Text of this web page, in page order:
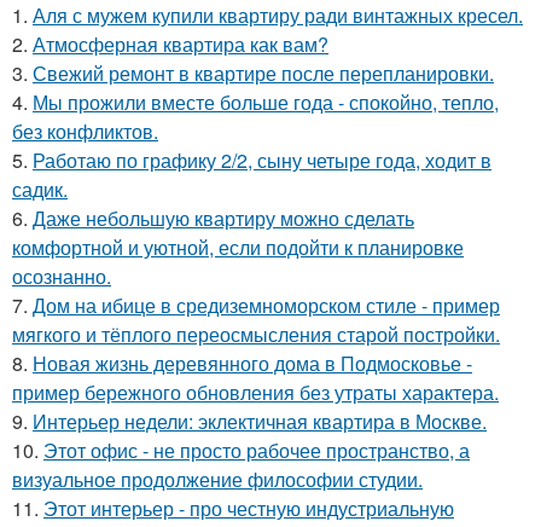
1. Аля с мужем купили квартиру ради винтажных кресел.
2. Атмосферная квартира как вам?
3. Свежий ремонт в квартире после перепланировки.
4. Мы прожили вместе больше года - спокойно, тепло,
без конфликтов.
5. Работаю по графику 2/2, сыну четыре года, ходит в
садик.
6. Даже небольшую квартиру можно сделать
комфортной и уютной, если подойти к планировке
осознанно.
7. Дом на ибице в средиземноморском стиле - пример
мягкого и тёплого переосмысления старой постройки.
8. Новая жизнь деревянного дома в Подмосковье -
пример бережного обновления без утраты характера.
9. Интерьер недели: эклектичная квартира в Москве.
10. Этот офис - не просто рабочее пространство, а
визуальное продолжение философии студии.
11. Этот интерьер - про честную индустриальную